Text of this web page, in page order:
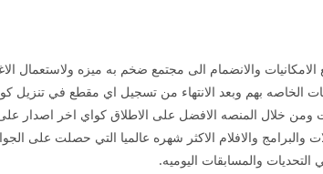
والانضمام الى مجتمع ضخم به ميزه ولاستعمال
الخاصه بهم وبعد الانتهاء من تسجيل اي مقطع في تنزيل
ومن خلال المنصه الافضل على الاطلاق كواي اخر اصدار على
والافلام الاكثر شهره عالميا التي حصلت على
والمسابقات اليوميه.